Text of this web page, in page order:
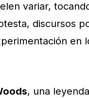
variar,
discursos
en
, una